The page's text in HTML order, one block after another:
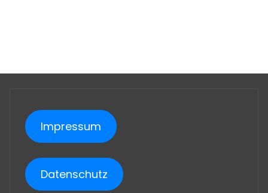
Impressum
Datenschutz